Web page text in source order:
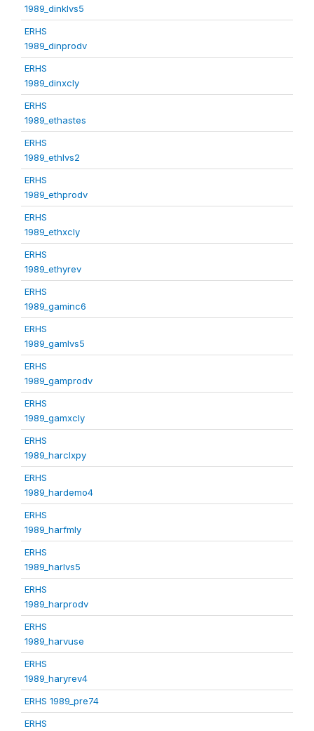
1989_dinklvs5
ERHS
1989_dinprodv
ERHS
1989_dinxcly
ERHS
1989_ethastes
ERHS
1989_ethlvs2
ERHS
1989_ethprodv
ERHS
1989_ethxcly
ERHS
1989_ethyrev
ERHS
1989_gaminc6
ERHS
1989_gamlvs5
ERHS
1989_gamprodv
ERHS
1989_gamxcly
ERHS
1989_harclxpy
ERHS
1989_hardemo4
ERHS
1989_harfmly
ERHS
1989_harlvs5
ERHS
1989_harprodv
ERHS
1989_harvuse
ERHS
1989_haryrev4
ERHS 1989_pre74
ERHS